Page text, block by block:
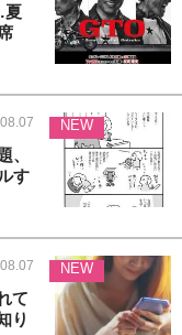
夏
、
す
NEW
て
り
NEW